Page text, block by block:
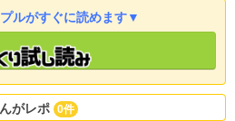
ルがすぐに読めます▼
がレポ 0件